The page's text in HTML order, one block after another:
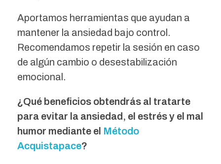
Aportamos herramientas que ayudan a
mantener la ansiedad bajo control.
Recomendamos repetir la sesión en caso
de algún cambio o desestabilización
emocional.
¿Qué beneficios obtendrás al tratarte
para evitar la ansiedad, el estrés y el mal
humor mediante el Método
Acquistapace?